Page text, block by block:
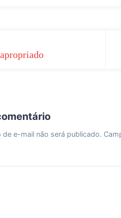
de e-mail não será publicado.